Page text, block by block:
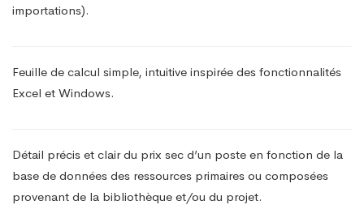
importations).
Feuille de calcul simple, intuitive inspirée des fonctionnalités
Excel et Windows.
Détail précis et clair du prix sec d’un poste en fonction de la
base de données des ressources primaires ou composées
provenant de la bibliothèque et/ou du projet.